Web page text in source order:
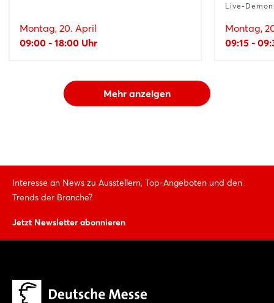
Montag, 20. April
09:00 - 18:00 Uhr
Live-
Montag,
09:15 -
Mehr anzeigen
Interesse an News zu Ausstellern, Top-Angeboten und den
Trends der Branche?
Jetzt Newsletter abonnieren